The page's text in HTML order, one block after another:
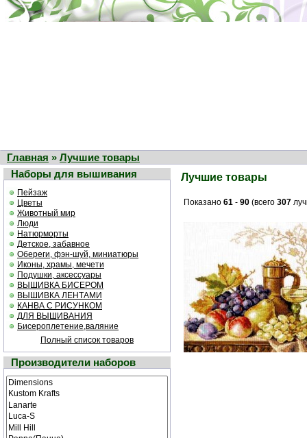
Главная » Лучшие товары
Наборы для вышивания
Пейзаж
Цветы
Животный мир
Люди
Натюрморты
Детское, забавное
Обереги, фэн-шуй, миниатюры
Иконы, храмы, мечети
Подушки, аксессуары
ВЫШИВКА БИСЕРОМ
ВЫШИВКА ЛЕНТАМИ
КАНВА С РИСУНКОМ
ДЛЯ ВЫШИВАНИЯ
Бисероплетение,валяние
Полный список товаров
Производители наборов
Лучшие товары
Показано 61 - 90 (всего 307